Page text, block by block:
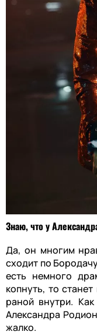
Знаю, что у
Да, он многим
сходит по
есть немного
копнуть, то
раной внутри.
Александра
жалко.